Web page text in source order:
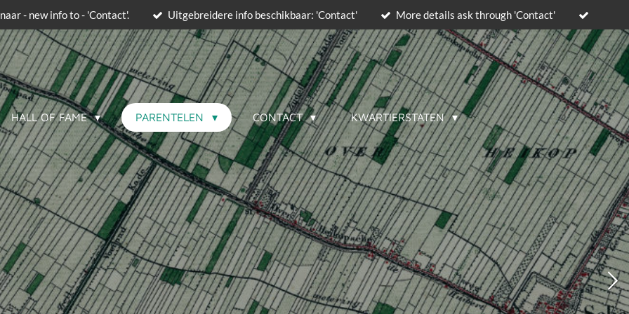
- new info to - 'Contact'. Uitgebreidere info beschikbaar: 'Contact' More details ask through 'Contact'
HALL OF FAME PARENTELEN CONTACT KWARTIERSTATEN